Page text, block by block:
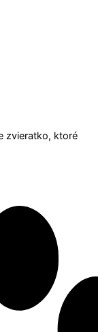
zvieratko, ktoré